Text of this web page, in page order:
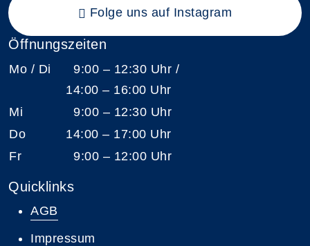
Folge uns auf Instagram
Öffnungszeiten
Mo / Di
9:00 – 12:30 Uhr /
14:00 – 16:00 Uhr
Mi
9:00 – 12:30 Uhr
Do
14:00 – 17:00 Uhr
Fr
9:00 – 12:00 Uhr
Quicklinks
AGB
Impressum